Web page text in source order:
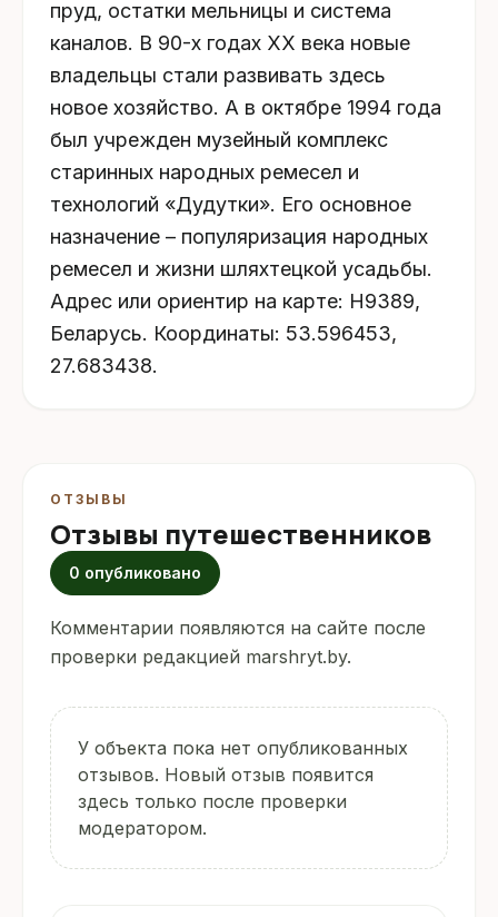
пруд, остатки мельницы и система
каналов. В 90-х годах XX века новые
владельцы стали развивать здесь
новое хозяйство. А в октябре 1994 года
был учрежден музейный комплекс
старинных народных ремесел и
технологий «Дудутки». Его основное
назначение – популяризация народных
ремесел и жизни шляхтецкой усадьбы.
Адрес или ориентир на карте: Н9389,
Беларусь. Координаты: 53.596453,
27.683438.
ОТЗЫВЫ
Отзывы путешественников
0 опубликовано
Комментарии появляются на сайте после
проверки редакцией marshryt.by.
У объекта пока нет опубликованных
отзывов. Новый отзыв появится
здесь только после проверки
модератором.